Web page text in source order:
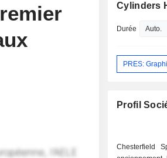
Cylinders
Durée
PRES:
Profil
Chesterfield